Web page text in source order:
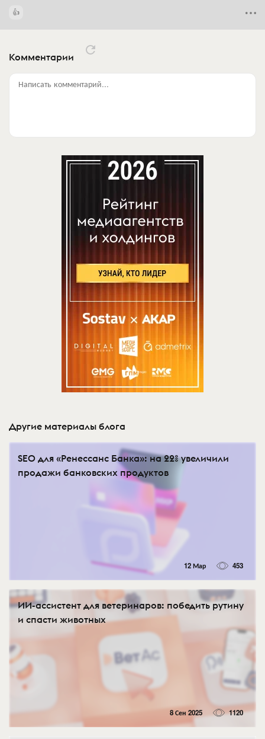
Комментарии
Написать комментарий...
Другие материалы блога
SEO для «Ренессанс Банка»: на 22% увеличили
продажи банковских продуктов
12 Мар 453
ИИ-ассистент для ветеринаров: победить рутину
и спасти животных
8 Сен 2025 1120